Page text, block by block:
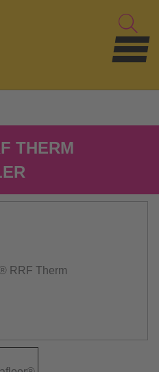
THERM